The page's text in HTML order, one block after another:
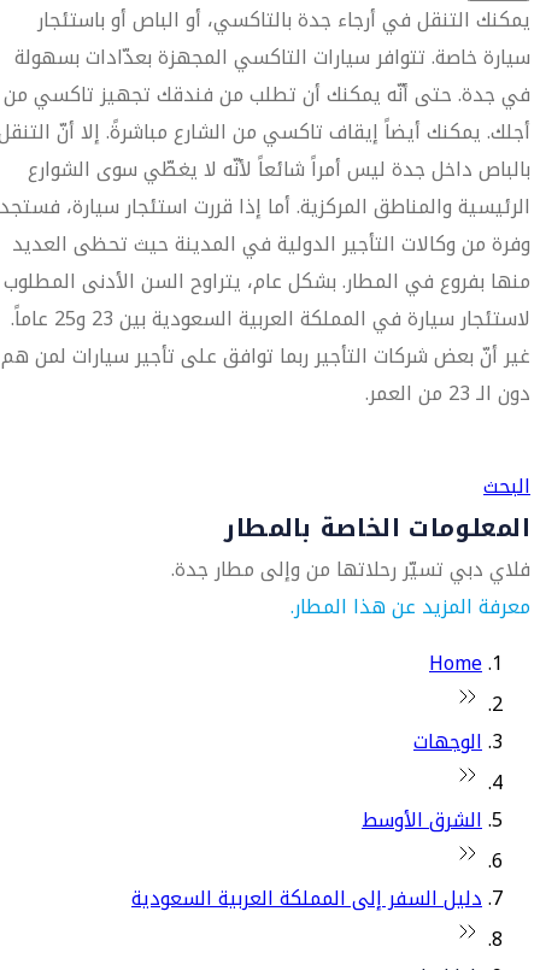
يمكنك التنقل في أرجاء جدة بالتاكسي، أو الباص أو باستئجار
سيارة خاصة. تتوافر سيارات التاكسي المجهزة بعدّادات بسهولة
في جدة. حتى أنّه يمكنك أن تطلب من فندقك تجهيز تاكسي من
أجلك. يمكنك أيضاً إيقاف تاكسي من الشارع مباشرةً. إلا أنّ
بالباص داخل جدة ليس أمراً شائعاً لأنّه لا يغطّي سوى الشوارع
الرئيسية والمناطق المركزية. أما إذا قررت استئجار سيارة، فستجد
وفرة من وكالات التأجير الدولية في المدينة حيث تحظى العديد
منها بفروع في المطار. بشكل عام، يتراوح السن الأدنى المطلوب
لاستئجار سيارة في المملكة العربية السعودية بين 23 و25 عاماً.
غير أنّ بعض شركات التأجير ربما توافق على تأجير سيارات لمن هم
دون الـ 23 من العمر.
البحث
المعلومات الخاصة بالمطار
فلاي دبي تسيّر رحلاتها من وإلى مطار جدة.
معرفة المزيد عن هذا المطار.
Home
الوجهات
الشرق الأوسط
دليل السفر إلى المملكة العربية السعودية